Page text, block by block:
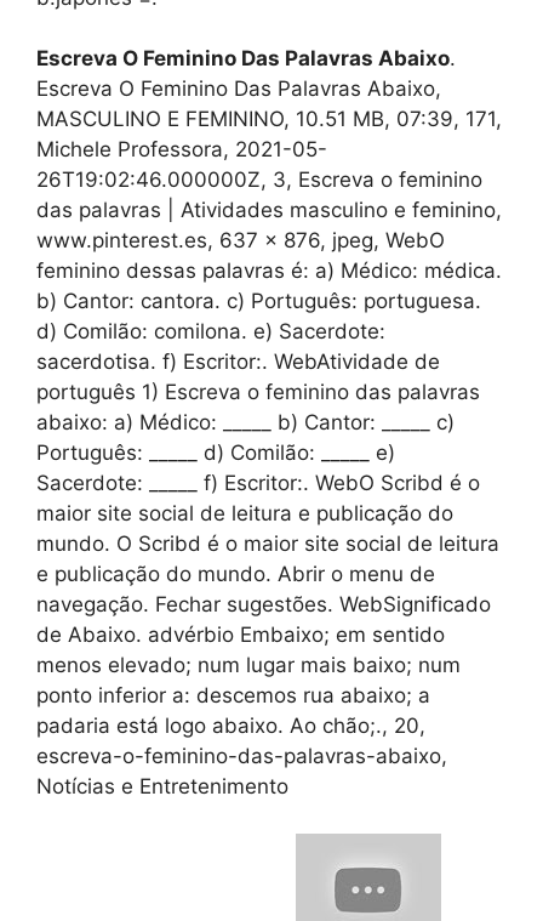
Escreva O Feminino Das Palavras Abaixo.
Escreva O Feminino Das Palavras Abaixo,
MASCULINO E FEMININO, 10.51 MB, 07:39, 171,
Michele Professora, 2021-05-
26T19:02:46.000000Z, 3, Escreva o feminino
das palavras | Atividades masculino e feminino,
www.pinterest.es, 637 x 876, jpeg, WebO
feminino dessas palavras é: a) Médico: médica.
b) Cantor: cantora. c) Português: portuguesa.
d) Comilão: comilona. e) Sacerdote:
sacerdotisa. f) Escritor:. WebAtividade de
português 1) Escreva o feminino das palavras
abaixo: a) Médico: _____ b) Cantor: _____ c)
Português: _____ d) Comilão: _____ e)
Sacerdote: _____ f) Escritor:. WebO Scribd é o
maior site social de leitura e publicação do
mundo. O Scribd é o maior site social de leitura
e publicação do mundo. Abrir o menu de
navegação. Fechar sugestões. WebSignificado
de Abaixo. advérbio Embaixo; em sentido
menos elevado; num lugar mais baixo; num
ponto inferior a: descemos rua abaixo; a
padaria está logo abaixo. Ao chão;., 20,
escreva-o-feminino-das-palavras-abaixo,
Notícias e Entretenimento